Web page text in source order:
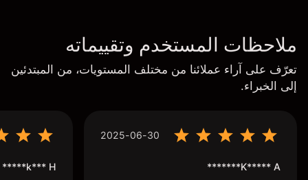
ملاحظات المستخدم وتقييماته
تعرّف على آراء عملائنا من مختلف المستويات، من المبتدئين
إلى الخبراء.
2025-06-30
K***** A*******
k*** H*****